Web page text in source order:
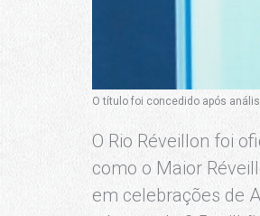
O título foi concedido após
O Rio Réveillon foi
como o Maior
em celebrações de